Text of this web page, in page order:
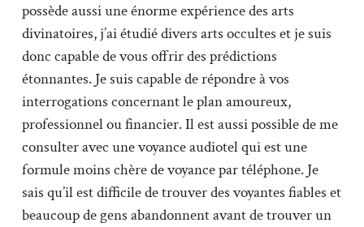
possède aussi une énorme expérience des arts
divinatoires, j’ai étudié divers arts occultes et je suis
donc capable de vous offrir des prédictions
étonnantes. Je suis capable de répondre à vos
interrogations concernant le plan amoureux,
professionnel ou financier. Il est aussi possible de me
consulter avec une voyance audiotel qui est une
formule moins chère de voyance par téléphone. Je
sais qu’il est difficile de trouver des voyantes fiables et
beaucoup de gens abandonnent avant de trouver un